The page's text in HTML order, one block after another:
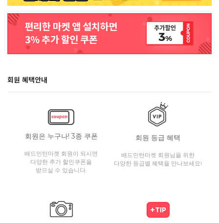
회원 혜택안내
회원은 누구나! 3종 쿠폰
배드민턴마켓 회원이 되시면
다양한 추가 할인쿠폰을
받으실 수 있습니다.
회원 등급 혜택
배드민턴마켓 회원님을 위한
다양한 등급별 혜택을 만나보세요!